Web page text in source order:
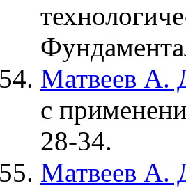
Матвеев А.
с
28-34.
Матвеев А.